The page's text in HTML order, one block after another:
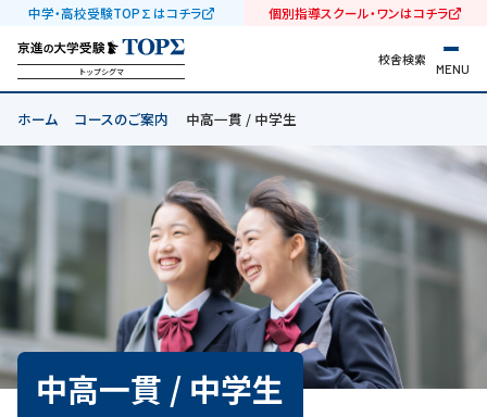
中学・高校受験TOP∑はコチラ 個別指導スクール・ワンはコチラ
トップシグマ
校舎検索
MENU
ホーム コースのご案内 中高一貫 / 中学生
中高一貫 / 中学生